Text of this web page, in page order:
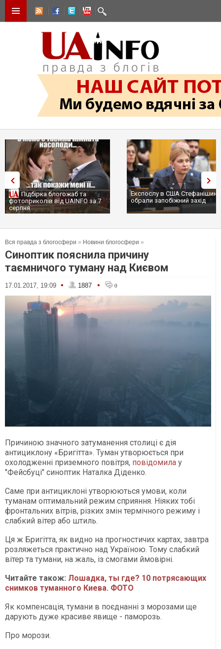
Підбірка блогожаб та
фотоприколів від UAINFO за 7
серпня
Експослу в США
обрали запобіжний захід
Вся правда з блогосфери » Новини блогосфери »
Синоптик пояснила причину
таємничого туману над Києвом
17.01.2017, 19:09 • 1887 • 0
Причиною значного затуманення столиці є дія
антициклону «Бригітта». Туман утворюється при
охолодженні приземного повітря, повідомила у
"Фейсбуці" синоптик Наталка Діденко.
Саме при антициклоні утворюються умови, коли
туманам оптимальний режим сприяння. Ніяких тобі
фронтальних вітрів, різких змін термічного режиму і
слабкий вітер або штиль.
Ця ж Бригітта, як видно на прогностичих картах, завтра
розляжеться практично над Україною. Тому слабкий
вітер та тумани, на жаль, із смогами ймовірні.
Читайте також: Лошадка, ты где? 10 потрясающих
снимков туманного Киева. ФОТО
Як компенсація, тумани в поєднанні з морозами ще
дарують дуже красиве явище - паморозь.
Про морози.